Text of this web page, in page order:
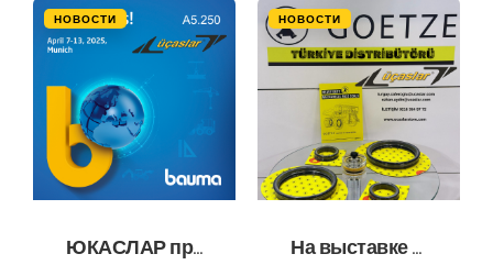
посетителям.
Благодарим всех,
кто посетил наш
BAUMA 2025! Было
приятно
пообщаться со
многими из вас.
Ваш
её
производственными
процессами и
инновационной
продукцией.
Узнайте
подробную
информацию о
положении
UCASLAR в отрасли,
её будущих целях
и
НОВОСТИ
ЮКАСЛАР примет участие на крупнейшей в мире выставке строительной техники BAUMA 2025!
НОВОСТИ
На выставке SAHA EXPO 2024 мы представили новые детали GOETZE